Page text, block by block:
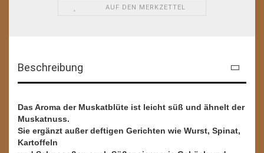
AUF DEN MERKZETTEL
Beschreibung
Das Aroma der Muskatblüte ist leicht süß und ähnelt der
Muskatnuss.
Sie ergänzt außer deftigen Gerichten wie Wurst, Spinat,
Kartoffeln